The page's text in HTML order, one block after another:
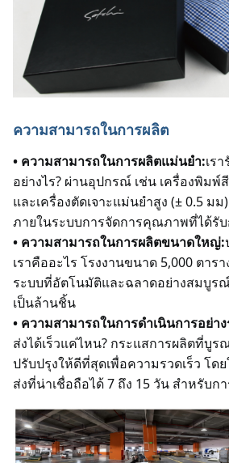
ความสามารถในการผลิต
• ความสามารถในการผลิตแม่นยํา:เร
อย่างไร? ผ่านอุปกรณ์ เช่น เครื่องพิมพ์
และเครื่องตัดเจาะแม่นยําสูง (± 0.5 ม
ภายในระบบการจัดการคุณภาพที่ได้รับ
• ความสามารถในการผลิตขนาดใหญ่:
เราคืออะไร โรงงานขนาด 5,000 ตารา
ระบบที่อัตโนมัติและฉลาดอย่างสมบูร
เป็นล้านชิ้น
• ความสามารถในการดําเนินการอย่าง
ส่งได้เร็วแค่ไหน? กระแสการผลิตที่บูร
ปรับปรุงให้ดีที่สุดเพื่อความรวดเร็ว โด
ส่งที่น่าเชื่อถือได้ 7 ถึง 15 วัน สําหรับ